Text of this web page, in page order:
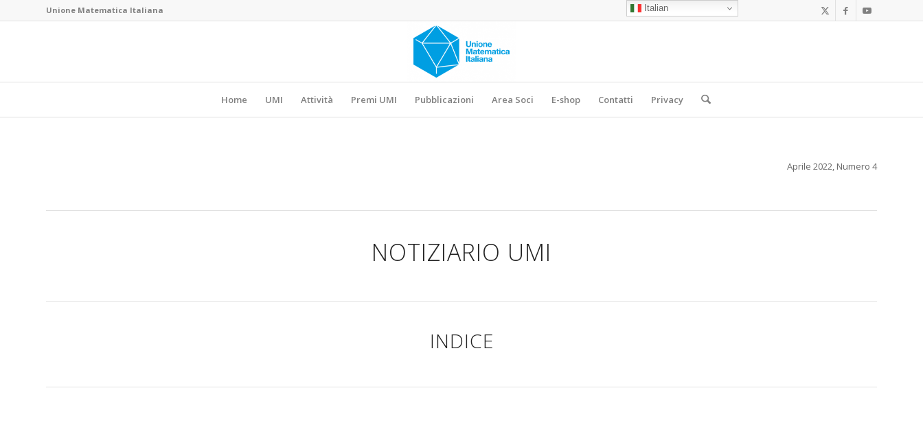
Unione Matematica Italiana
Home UMI Attività Premi UMI Pubblicazioni Area Soci E-shop Contatti Privacy
Aprile 2022, Numero 4
NOTIZIARIO UMI
INDICE
Italian